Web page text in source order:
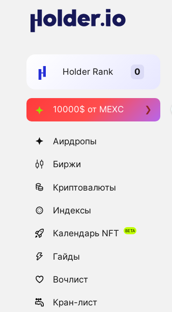
Holder Rank
10000$ от MEXC
Аирдропы
Биржи
Криптовалюты
Индексы
Календарь NFT
Гайды
Вочлист
Кран-лист